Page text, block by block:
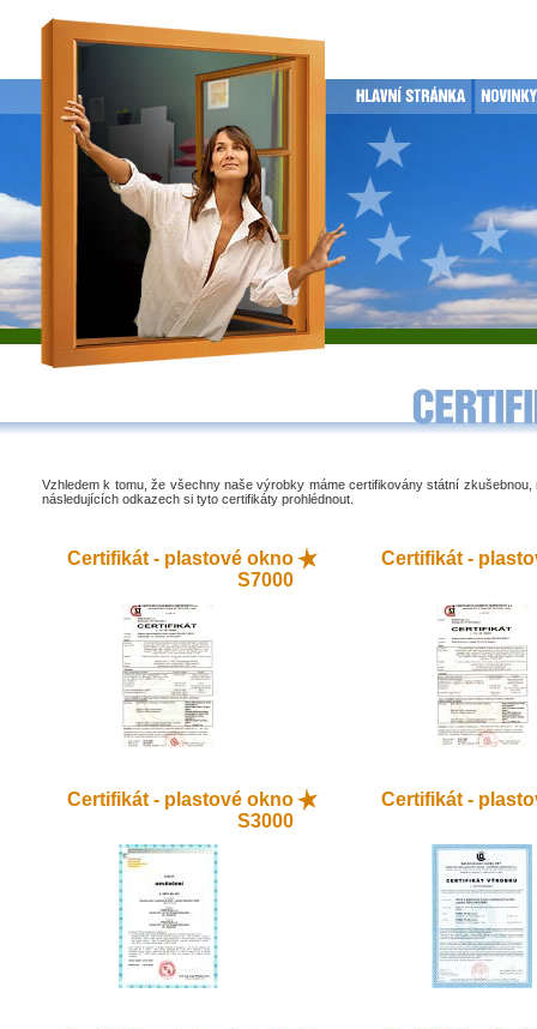
Vzhledem k tomu, že všechny naše výrobky máme certifikovány státní zkušebnou,
následujících odkazech si tyto certifikáty prohlédnout.
Certifikát - plastové okno
S7000
Certifikát -
Certifikát - plastové okno
S3000
Certifikát -